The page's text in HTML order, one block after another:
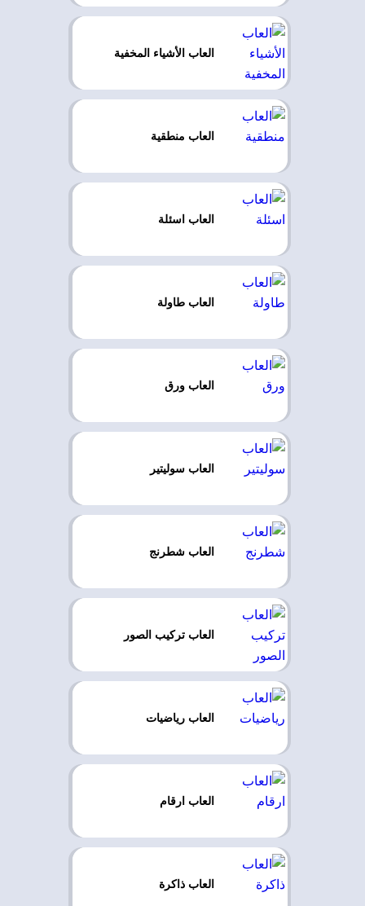
العاب الأشياء المخفية
العاب منطقية
العاب اسئلة
العاب طاولة
العاب ورق
العاب سوليتير
العاب شطرنج
العاب تركيب الصور
العاب رياضيات
العاب ارقام
العاب ذاكرة